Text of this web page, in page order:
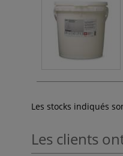
Les stocks indiqués
Les clients